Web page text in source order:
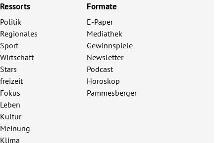
Ressorts
Politik
Regionales
Sport
Wirtschaft
Stars
freizeit
Fokus
Leben
Kultur
Meinung
Klima
Formate
E-Paper
Mediathek
Gewinnspiele
Newsletter
Podcast
Horoskop
Pammesberger